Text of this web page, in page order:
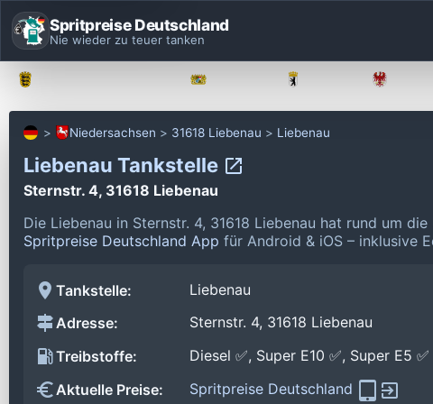
Spritpreise Deutschland
Nie wieder zu teuer tanken
Niedersachsen 31618 Liebenau Liebenau
Liebenau Tankstelle
Sternstr. 4, 31618 Liebenau
Die Liebenau in Sternstr. 4, 31618 Liebenau hat rund um
Spritpreise Deutschland App für Android & iOS – inklusive
Tankstelle:
Liebenau
Adresse:
Sternstr. 4, 31618 Liebenau
Treibstoffe:
Diesel ✅, Super E10 ✅, Super E5 ✅
Aktuelle Preise:
Spritpreise Deutschland